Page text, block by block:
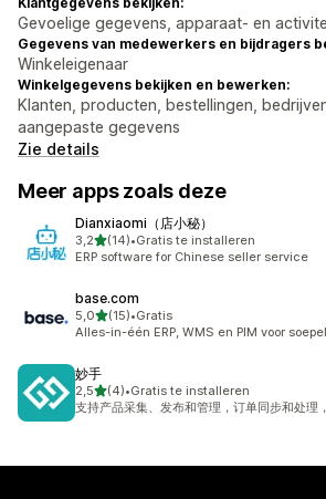
Gevoelige gegevens, apparaat- en
Gegevens van medewerkers en bijdragers
Winkeleigenaar
Winkelgegevens bekijken en bewerken:
Klanten, producten, bestellingen,
aangepaste gegevens
Zie details
Meer apps zoals deze
Dianxiaomi（店小秘）
3,2van 5 sterren
(14)
14 recensies in totaal
•Gratis te installeren
ERP software for Chinese seller service
base.com
5,0van 5 sterren
(15)
15 recensies in totaal
•Gratis
Alles-in-één ERP, WMS en PIM voor
妙手
2,5van 5 sterren
(4)
4 recensies in totaal
•Gratis te installeren
支持产品采集、发布和管理，订单同步和处理